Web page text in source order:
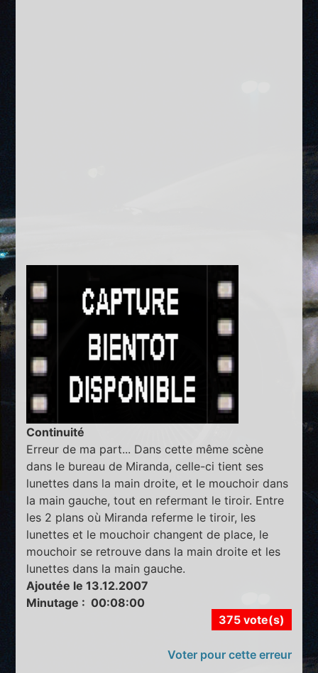
Continuité
Erreur de ma part... Dans cette même scène
dans le bureau de Miranda, celle-ci tient ses
lunettes dans la main droite, et le mouchoir dans
la main gauche, tout en refermant le tiroir. Entre
les 2 plans où Miranda referme le tiroir, les
lunettes et le mouchoir changent de place, le
mouchoir se retrouve dans la main droite et les
lunettes dans la main gauche.
Ajoutée le 13.12.2007
Minutage : 00:08:00
375 vote(s)
Voter pour cette erreur